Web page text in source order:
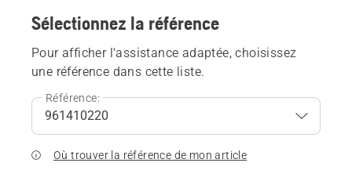
Sélectionnez la référence
Pour afficher l'assistance adaptée, choisissez
une référence dans cette liste.
Référence:
Où trouver la référence de mon article